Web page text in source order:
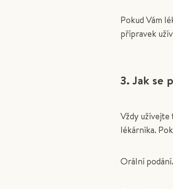
Pokud Vám
přípravek
3. Jak se
Vždy
lékárníka.
Orální podání.